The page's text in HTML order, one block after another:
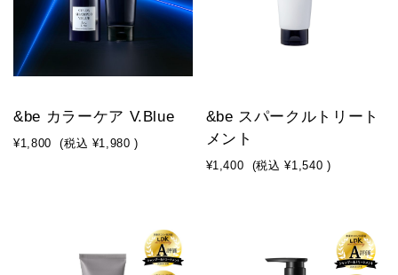
&be カラーケア V.Blue
¥1,800 (税込 ¥1,980 )
&be スパークルトリート
メント
¥1,400 (税込 ¥1,540 )